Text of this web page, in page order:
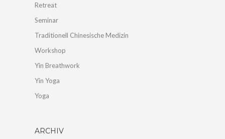
Retreat
Seminar
Traditionell Chinesische Medizin
Workshop
Yin Breathwork
Yin Yoga
Yoga
ARCHIV